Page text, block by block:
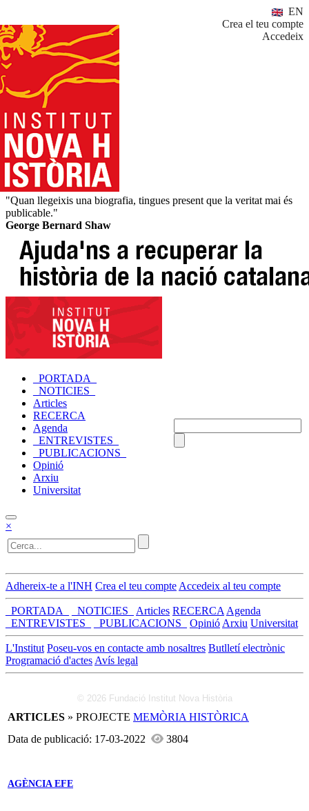
EN
Crea el teu compte
Accedeix
"Quan llegeixis una biografia, tingues present que la veritat mai és
publicable."
George Bernard Shaw
_PORTADA_
_NOTICIES_
Articles
RECERCA
Agenda
_ENTREVISTES_
_PUBLICACIONS_
Opinió
Arxiu
Universitat
×
Adhereix-te a l'INH Crea el teu compte Accedeix al teu compte
_PORTADA_ _NOTICIES_ Articles RECERCA Agenda
_ENTREVISTES_
_PUBLICACIONS_ Opinió Arxiu Universitat
L'Institut Poseu-vos en contacte amb nosaltres Butlletí electrònic
Programació d'actes Avís legal
© 2026 Fundació Institut Nova Història
ARTICLES » PROJECTE MEMÒRIA HISTÒRICA
Data de publicació: 17-03-2022
3804
AGÈNCIA EFE